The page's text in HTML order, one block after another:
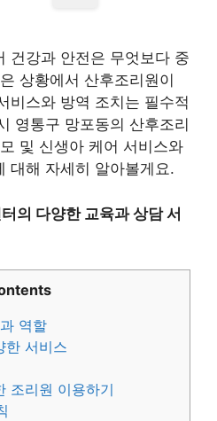
건강과 안전은 무엇보다 중
상황에서 산후조리원이
비스와 방역 조치는 필수적
영통구 망포동의 산후조리
및 신생아 케어 서비스와
대해 자세히 알아볼게요.
의 다양한 교육과 상담 서
역할
한 서비스
조리원 이용하기